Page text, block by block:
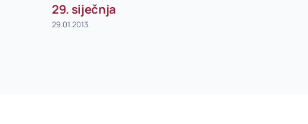
29. siječnja
29.01.2013.